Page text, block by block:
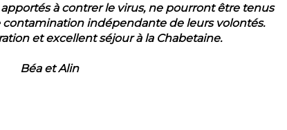
à contrer le virus, ne pourront être tenus
indépendante de leurs volontés.
et excellent séjour à la Chabetaine.
Béa et Alin